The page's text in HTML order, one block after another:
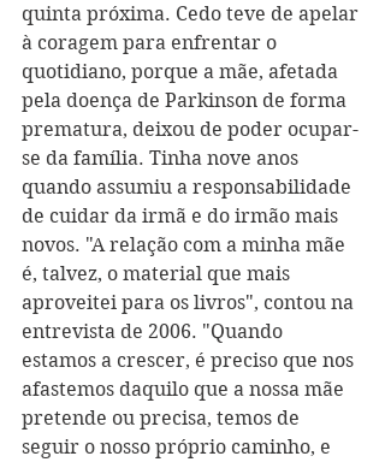
quinta próxima. Cedo teve de apelar
à coragem para enfrentar o
quotidiano, porque a mãe, afetada
pela doença de Parkinson de forma
prematura, deixou de poder ocupar-
se da família. Tinha nove anos
quando assumiu a responsabilidade
de cuidar da irmã e do irmão mais
novos. "A relação com a minha mãe
é, talvez, o material que mais
aproveitei para os livros", contou na
entrevista de 2006. "Quando
estamos a crescer, é preciso que nos
afastemos daquilo que a nossa mãe
pretende ou precisa, temos de
seguir o nosso próprio caminho, e